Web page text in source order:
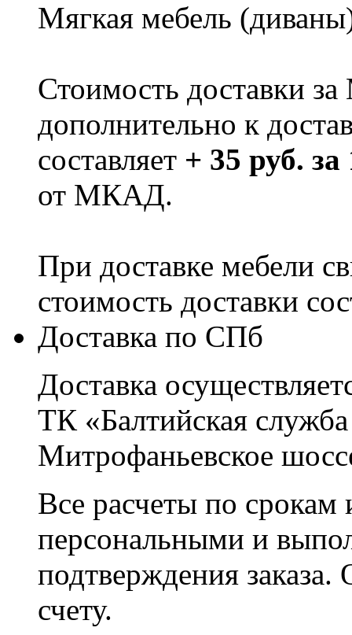
Мягкая мебель
Стоимость доставки
дополнительно к
составляет + 35 руб.
от МКАД.
При доставке мебели
стоимость доставки
Доставка по СПб
Доставка
ТК «Балтийская
Митрофаньевское
Все расчеты по срокам
персональными и
подтверждения заказа.
счету.